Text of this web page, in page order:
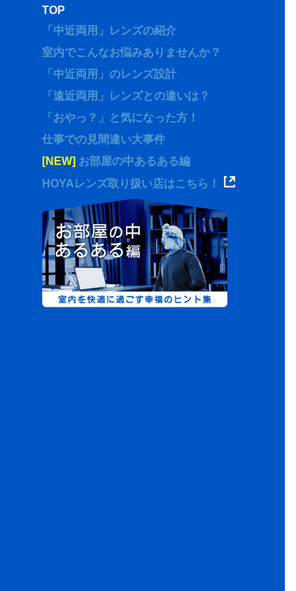
TOP
「中近両用」レンズの紹介
室内でこんなお悩みありませんか？
「中近両用」のレンズ設計
「遠近両用」レンズとの違いは？
「おやっ？」と気になった方！
仕事での見間違い大事件
[NEW] お部屋の中あるある編
HOYAレンズ取り扱い店はこちら！